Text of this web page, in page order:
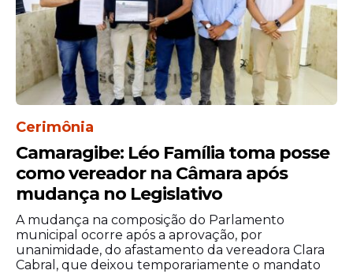
condução ocorreu ainda na mesma noite,
logo após a chegada da equipe policial ao
local.
Cerimônia
Camaragibe: Léo Família toma posse
como vereador na Câmara após
mudança no Legislativo
A mudança na composição do Parlamento
municipal ocorre após a aprovação, por
unanimidade, do afastamento da vereadora Clara
Cabral, que deixou temporariamente o mandato